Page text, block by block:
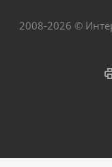
2008-2026 ©